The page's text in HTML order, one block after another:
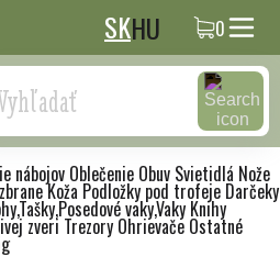
SKHU 0
nábojov Oblečenie Obuv Svietidlá Nože
Koža Podložky pod trofeje Darčeky
vaky,Vaky Knihy
zveri Trezory Ohrievače Ostatné